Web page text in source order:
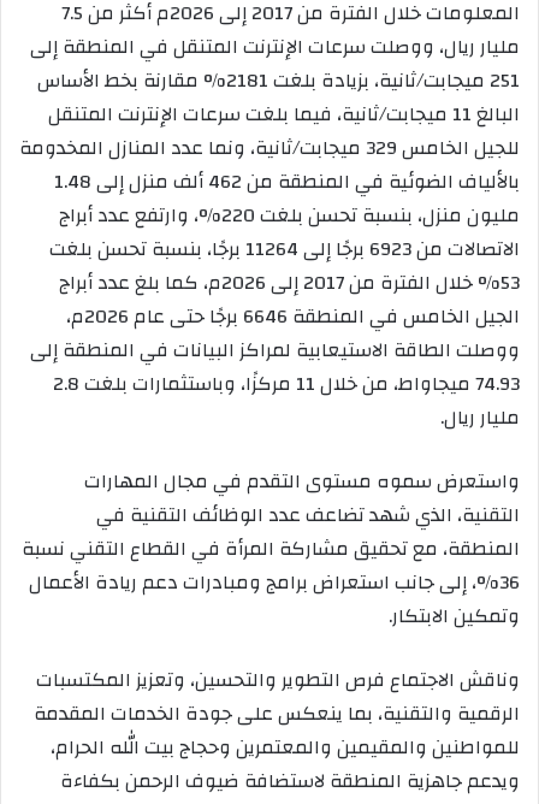
المعلومات خلال الفترة من 2017 إلى 2026م أكثر من 7.5
مليار ريال، ووصلت سرعات الإنترنت المتنقل في المنطقة إلى
251 ميجابت/ثانية، بزيادة بلغت 2181% مقارنة بخط الأساس
البالغ 11 ميجابت/ثانية، فيما بلغت سرعات الإنترنت المتنقل
للجيل الخامس 329 ميجابت/ثانية، ونما عدد المنازل المخدومة
بالألياف الضوئية في المنطقة من 462 ألف منزل إلى 1.48
مليون منزل، بنسبة تحسن بلغت 220%، وارتفع عدد أبراج
الاتصالات من 6923 برجًا إلى 11264 برجًا، بنسبة تحسن بلغت
53% خلال الفترة من 2017 إلى 2026م، كما بلغ عدد أبراج
الجيل الخامس في المنطقة 6646 برجًا حتى عام 2026م،
ووصلت الطاقة الاستيعابية لمراكز البيانات في المنطقة إلى
74.93 ميجاواط، من خلال 11 مركزًا، وباستثمارات بلغت 2.8
مليار ريال.
واستعرض سموه مستوى التقدم في مجال المهارات
التقنية، الذي شهد تضاعف عدد الوظائف التقنية في
المنطقة، مع تحقيق مشاركة المرأة في القطاع التقني نسبة
36%، إلى جانب استعراض برامج ومبادرات دعم ريادة الأعمال
وتمكين الابتكار.
وناقش الاجتماع فرص التطوير والتحسين، وتعزيز المكتسبات
الرقمية والتقنية، بما ينعكس على جودة الخدمات المقدمة
للمواطنين والمقيمين والمعتمرين وحجاج بيت الله الحرام،
ويدعم جاهزية المنطقة لاستضافة ضيوف الرحمن بكفاءة